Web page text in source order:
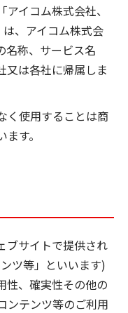
イコム株式会社、
、アイコム株式会
名称、サービス名
又は各社に帰属しま
く使用することは商
す。
ブサイトで提供され
ツ等」といいます)
性、確実性その他の
ンテンツ等のご利用